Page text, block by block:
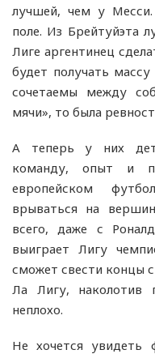
лучшей, чем у
поле. Из Брейтуйэта
Лиге аргентинец
будет получать
сочетаемы между
мячи», то была
А теперь у них
команду, опыт и
европейском
врываться на
всего, даже с
выиграет Лигу
сможет свести концы
Ла Лигу,
неплохо.
Не хочется увидеть